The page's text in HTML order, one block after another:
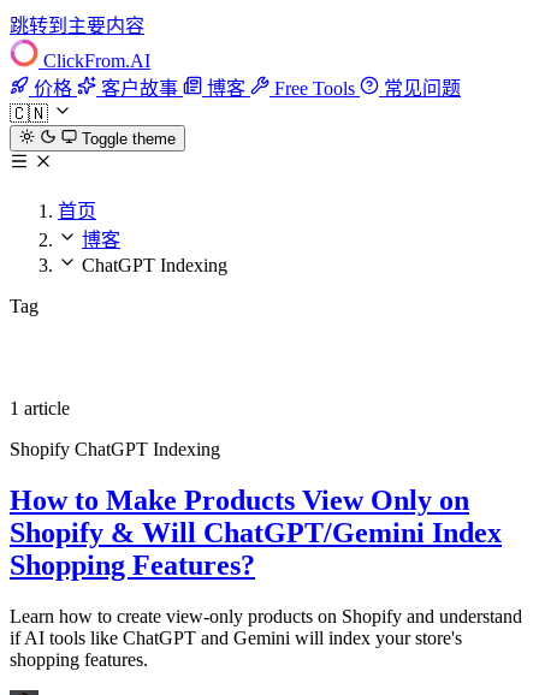
跳转到主要内容
ClickFrom.AI
价格
客户故事 博客 Free Tools
常见问题
🇨🇳
Toggle theme
首页
博客
ChatGPT Indexing
Tag
1 article
Shopify ChatGPT Indexing
How to Make Products View Only on
Shopify & Will ChatGPT/Gemini Index
Shopping Features?
Learn how to create view-only products on Shopify and understand
if AI tools like ChatGPT and Gemini will index your store's
shopping features.